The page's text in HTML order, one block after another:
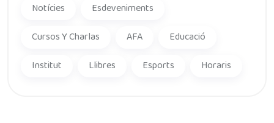
Notícies
Esdeveniments
Cursos Y Charlas
AFA
Educació
Institut
Llibres Esports Horaris